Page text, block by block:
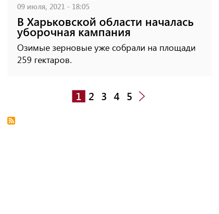
09 июля, 2021 - 18:05
В Харьковской области началась
уборочная кампания
Озимые зерновые уже собрали на площади
259 гектаров.
1 2 3 4 5